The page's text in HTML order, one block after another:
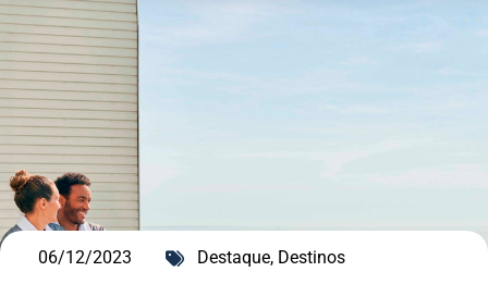
06/12/2023 Destaque, Destinos